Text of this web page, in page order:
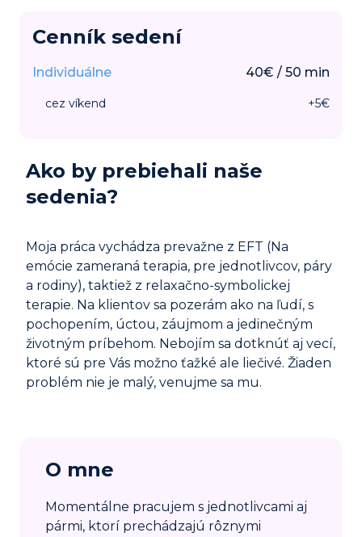
Cenník sedení
Individuálne 40€ / 50 min
cez víkend +5€
Ako by prebiehali naše
sedenia?
Moja práca vychádza prevažne z EFT (Na
emócie zameraná terapia, pre jednotlivcov, páry
a rodiny), taktiež z relaxačno-symbolickej
terapie. Na klientov sa pozerám ako na ľudí, s
pochopením, úctou, záujmom a jedinečným
životným príbehom. Nebojím sa dotknúť aj vecí,
ktoré sú pre Vás možno ťažké ale liečivé. Žiaden
problém nie je malý, venujme sa mu.
O mne
Momentálne pracujem s jednotlivcami aj
pármi, ktorí prechádzajú rôznymi